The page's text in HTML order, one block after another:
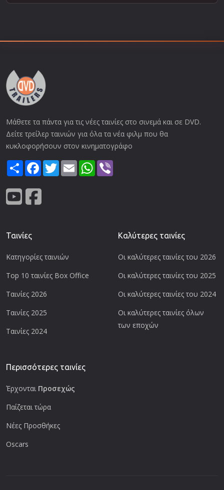
Μάθετε τα πάντα για τις νέες ταινίες στο σινεμά και σε DVD.
Δείτε τρείλερ ταινιών για όλα τα νέα φιλμ που θα
κυκλοφορήσουν στον κινηματογράφο
ShareFacebook
TwitterEmail WhatsApp
Ταινίες
Κατηγορίες ταινιών
Top 10 ταινίες Box Office
Ταινίες 2026
Ταινίες 2025
Ταινίες 2024
Καλύτερες ταινίες
Οι καλύτερες ταινίες του 2026
Οι καλύτερες ταινίες του 2025
Οι καλύτερες ταινίες του 2024
Οι καλύτερες ταινίες όλων
των εποχών
Περισσότερες ταινίες
Έρχονται Προσεχώς
Παίζεται τώρα
Νέες Προσθήκες
Oscars